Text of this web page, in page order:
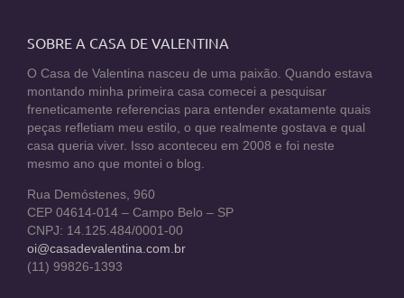
SOBRE A CASA DE VALENTINA
O Casa de Valentina nasceu de uma paixão. Quando estava
montando minha primeira casa comecei a pesquisar
freneticamente referencias para entender exatamente quais
peças refletiam meu estilo, o que realmente gostava e qual
casa queria viver. Isso aconteceu em 2008 e foi neste
mesmo ano que montei o blog.
Rua Demóstenes, 960
CEP 04614-014 – Campo Belo – SP
CNPJ: 14.125.484/0001-00
oi@casadevalentina.com.br
(11) 99826-1393